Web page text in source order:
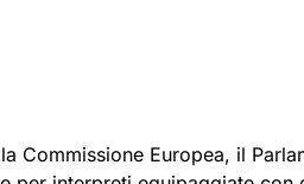
Commissione Europea, il